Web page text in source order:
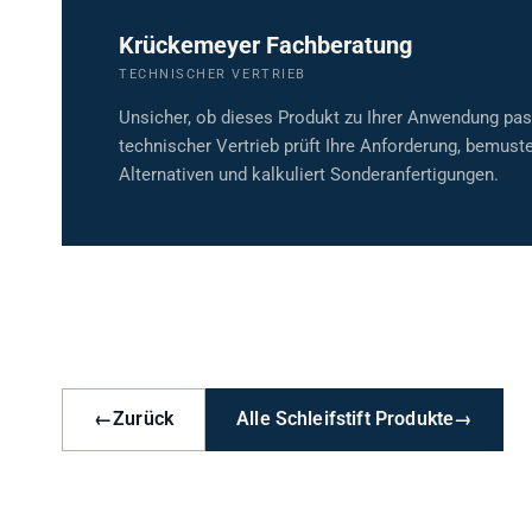
Krückemeyer Fachberatung
Unsicher, ob dieses Produkt zu Ihrer Anwendung
technischer Vertrieb prüft Ihre Anforderung,
Alternativen und kalkuliert Sonderanfertigungen.
←Zurück Alle Schleifstift Produkte